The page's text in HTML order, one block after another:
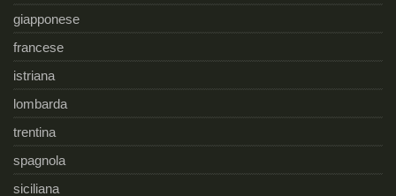
giapponese
francese
istriana
lombarda
trentina
spagnola
siciliana